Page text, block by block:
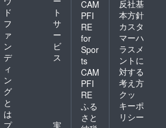
ド
フ
ァ
ン
デ
ィ
ン
グ
と
は
ト
サ
ー
ビ
ス
プ
実
CAM
PFI
RE
for
Spor
ts
CAM
PFI
RE
ふる
さと
反社基
本方針
カスタ
マーハ
ラスメ
ントに
対する
考え方
クッ
キーポ
リシー